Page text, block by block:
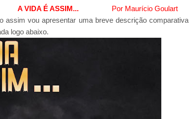
Por Maurício Goulart
assim vou apresentar uma breve descrição comparativa
logo abaixo.